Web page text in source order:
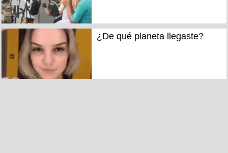
¿De qué planeta llegaste?